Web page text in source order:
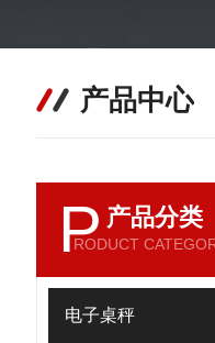
产品中心
P 产品分类
RODUCT
电子桌秤